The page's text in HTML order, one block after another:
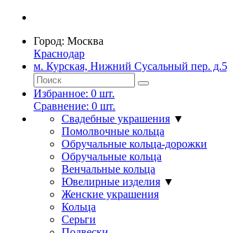
Город: Москва
Краснодар
м. Курская, Нижний Сусальный пер.
Избранное: 0 шт.
Сравнение: 0 шт.
Свадебные украшения ▼
Помолвочные кольца
Обручальные кольца-дорожки
Обручальные кольца
Венчальные кольца
Ювелирные изделия ▼
Женские украшения
Кольца
Серьги